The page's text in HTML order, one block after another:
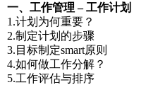
一、工作管理 – 工作计划
1.计划为何重要？
2.制定计划的步骤
3.目标制定smart原则
4.如何做工作分解？
5.工作评估与排序